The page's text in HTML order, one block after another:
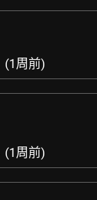
(1周前)
(1周前)